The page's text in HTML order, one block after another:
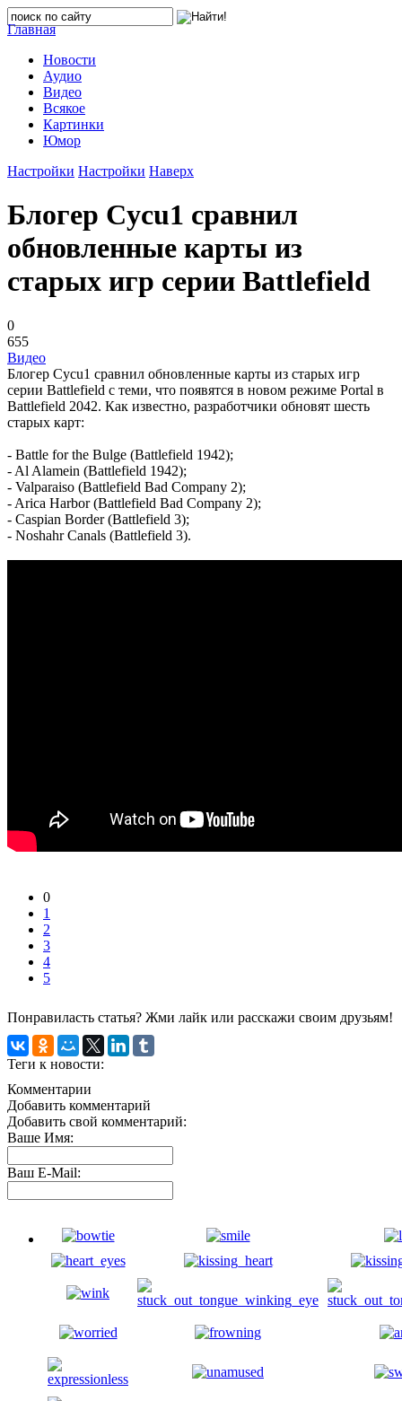
Главная
Новости
Аудио
Видео
Всякое
Картинки
Юмор
Настройки Настройки Наверх
Блогер Cycu1 сравнил
обновленные карты из
старых игр серии Battlefield
0
655
Видео
Блогер Cycu1 сравнил обновленные карты из старых игр
серии Battlefield с теми, что появятся в новом режиме Portal в
Battlefield 2042. Как известно, разработчики обновят шесть
старых карт:
- Battle for the Bulge (Battlefield 1942);
- Al Alamein (Battlefield 1942);
- Valparaiso (Battlefield Bad Company 2);
- Arica Harbor (Battlefield Bad Company 2);
- Caspian Border (Battlefield 3);
- Noshahr Canals (Battlefield 3).
0
1
2
3
4
5
Понравиласть статья? Жми лайк или расскажи своим друзьям!
Теги к новости:
Комментарии
Добавить комментарий
Добавить свой комментарий:
Ваше Имя:
Ваш E-Mail: